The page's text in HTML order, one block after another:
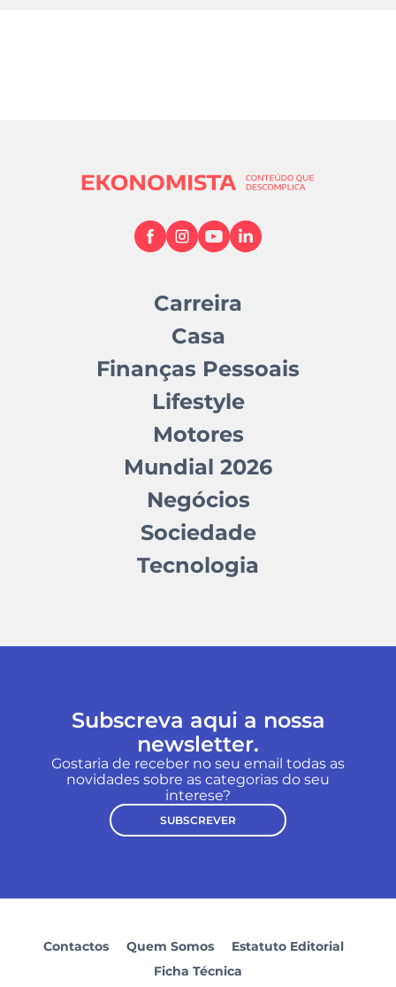
Carreira
Casa
Finanças Pessoais
Lifestyle
Motores
Mundial 2026
Negócios
Sociedade
Tecnologia
Subscreva aqui a nossa
newsletter.
Gostaria de receber no seu email todas as
novidades sobre as categorias do seu
interese?
SUBSCREVER
Contactos Quem Somos
Estatuto Editorial
Ficha Técnica